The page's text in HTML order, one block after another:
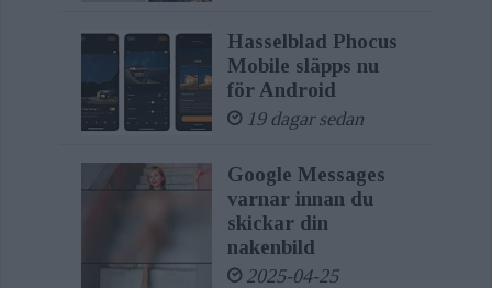
Hasselblad Phocus
Mobile släpps nu
för Android
19 dagar sedan
Google Messages
varnar innan du
skickar din
nakenbild
2025-04-25